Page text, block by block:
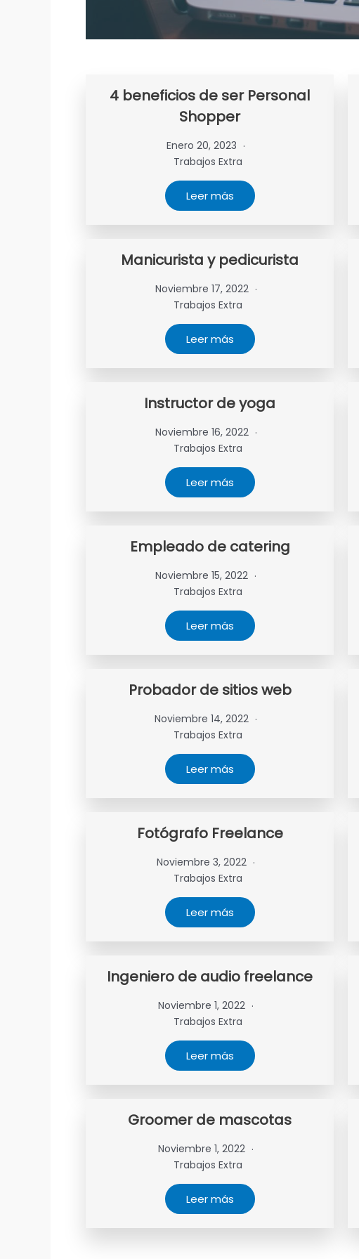
4 beneficios de ser Personal
Shopper
Enero 20, 2023
Trabajos Extra
Leer más
Manicurista y pedicurista
Noviembre 17, 2022
Trabajos Extra
Leer más
Instructor de yoga
Noviembre 16, 2022
Trabajos Extra
Leer más
Empleado de catering
Noviembre 15, 2022
Trabajos Extra
Leer más
Probador de sitios web
Noviembre 14, 2022
Trabajos Extra
Leer más
Fotógrafo Freelance
Noviembre 3, 2022
Trabajos Extra
Leer más
Ingeniero de audio freelance
Noviembre 1, 2022
Trabajos Extra
Leer más
Groomer de mascotas
Noviembre 1, 2022
Trabajos Extra
Leer más